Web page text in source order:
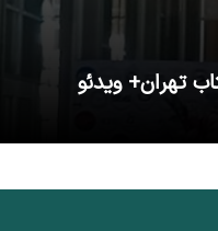
تهران+ ویدئو